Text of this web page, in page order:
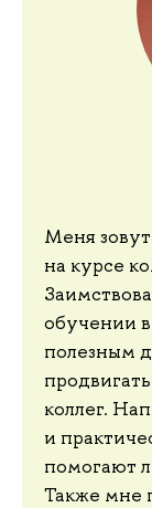
Меня
на курсе
обучении
полезным
коллег.
и
помогают
Также мне